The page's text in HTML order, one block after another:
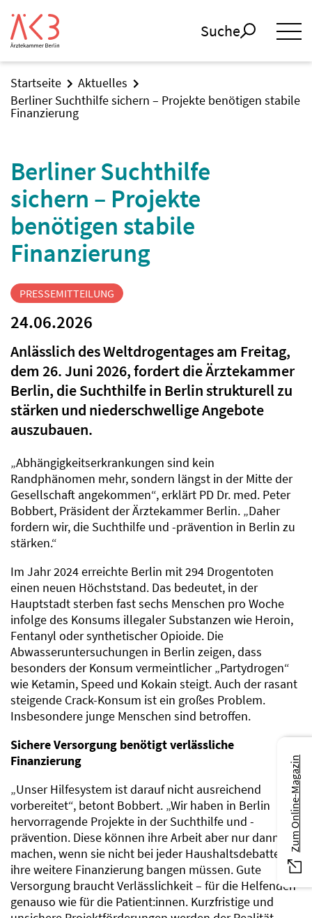
Suche
Startseite
Aktuelles
Berliner Suchthilfe sichern – Projekte benötigen stabile
Finanzierung
Berliner Suchthilfe
sichern – Projekte
benötigen stabile
Finanzierung
PRESSEMITTEILUNG
24.06.2026
Anlässlich des Weltdrogentages am Freitag,
dem 26. Juni 2026, fordert die Ärztekammer
Berlin, die Suchthilfe in Berlin strukturell zu
stärken und niederschwellige Angebote
auszubauen.
„Abhängigkeitserkrankungen sind kein
Randphänomen mehr, sondern längst in der Mitte der
Gesellschaft angekommen“, erklärt PD Dr. med. Peter
Bobbert, Präsident der Ärztekammer Berlin. „Daher
fordern wir, die Suchthilfe und -prävention in Berlin zu
stärken.“
Im Jahr 2024 erreichte Berlin mit 294 Drogentoten
einen neuen Höchststand. Das bedeutet, in der
Hauptstadt sterben fast sechs Menschen pro Woche
infolge des Konsums illegaler Substanzen wie Heroin,
Fentanyl oder synthetischer Opioide. Die
Abwasseruntersuchungen in Berlin zeigen, dass
besonders der Konsum vermeintlicher „Partydrogen“
wie Ketamin, Speed und Kokain steigt. Auch der rasant
steigende Crack-Konsum ist ein großes Problem.
Insbesondere junge Menschen sind betroffen.
Sichere Versorgung benötigt verlässliche
Finanzierung
„Unser Hilfesystem ist darauf nicht ausreichend
vorbereitet“, betont Bobbert. „Wir haben in Berlin
hervorragende Projekte in der Suchthilfe und -
prävention. Diese können ihre Arbeit aber nur dann
machen, wenn sie nicht bei jeder Haushaltsdebatte um
ihre weitere Finanzierung bangen müssen. Gute
Versorgung braucht Verlässlichkeit – für die Helfenden
genauso wie für die Patient:innen. Kurzfristige und
Zum Online-Magazin